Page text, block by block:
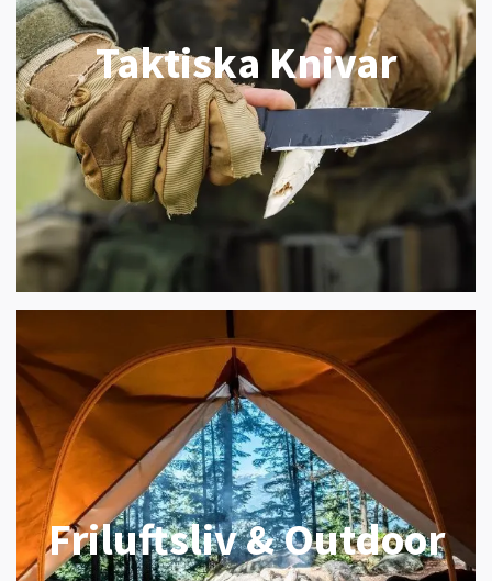
Taktiska Knivar
Friluftsliv & Outdoor